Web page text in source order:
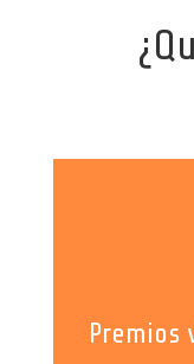
Premios